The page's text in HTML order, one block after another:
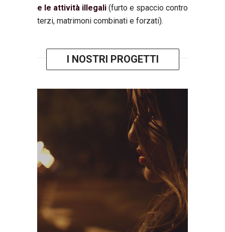
e le attività illegali (furto e spaccio contro
terzi, matrimoni combinati e forzati).
I NOSTRI PROGETTI
UNITA’ DI STRADA
PROSTITUZIONE